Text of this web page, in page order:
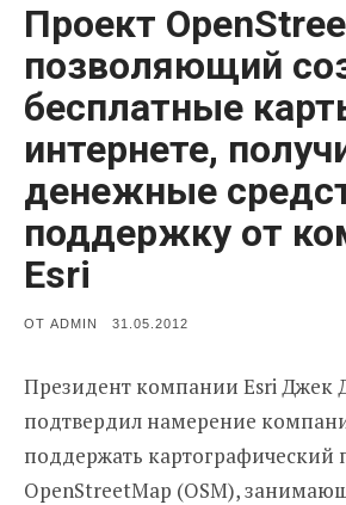
Проект
позволяющий
бесплатные
интернете,
денежные
поддержку от
Esri
ОТ ADMIN ОПУБЛИКОВАНО
31.05.2012
Президент компании Esri Джек
подтвердил намерение
поддержать картографический
OpenStreetMap (OSM),